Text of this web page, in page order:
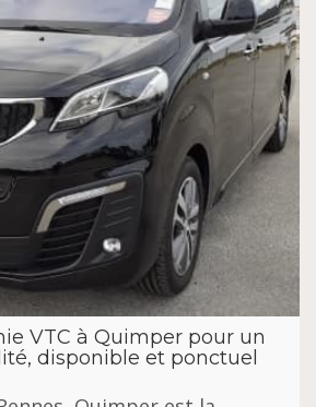
VTC à Quimper pour un
disponible et ponctuel